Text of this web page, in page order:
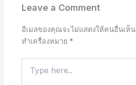
Leave a Comment
อีเมลของคุณจะไม่แสดงให้คนอื่นเห็น
ทำเครื่องหมาย*
here..